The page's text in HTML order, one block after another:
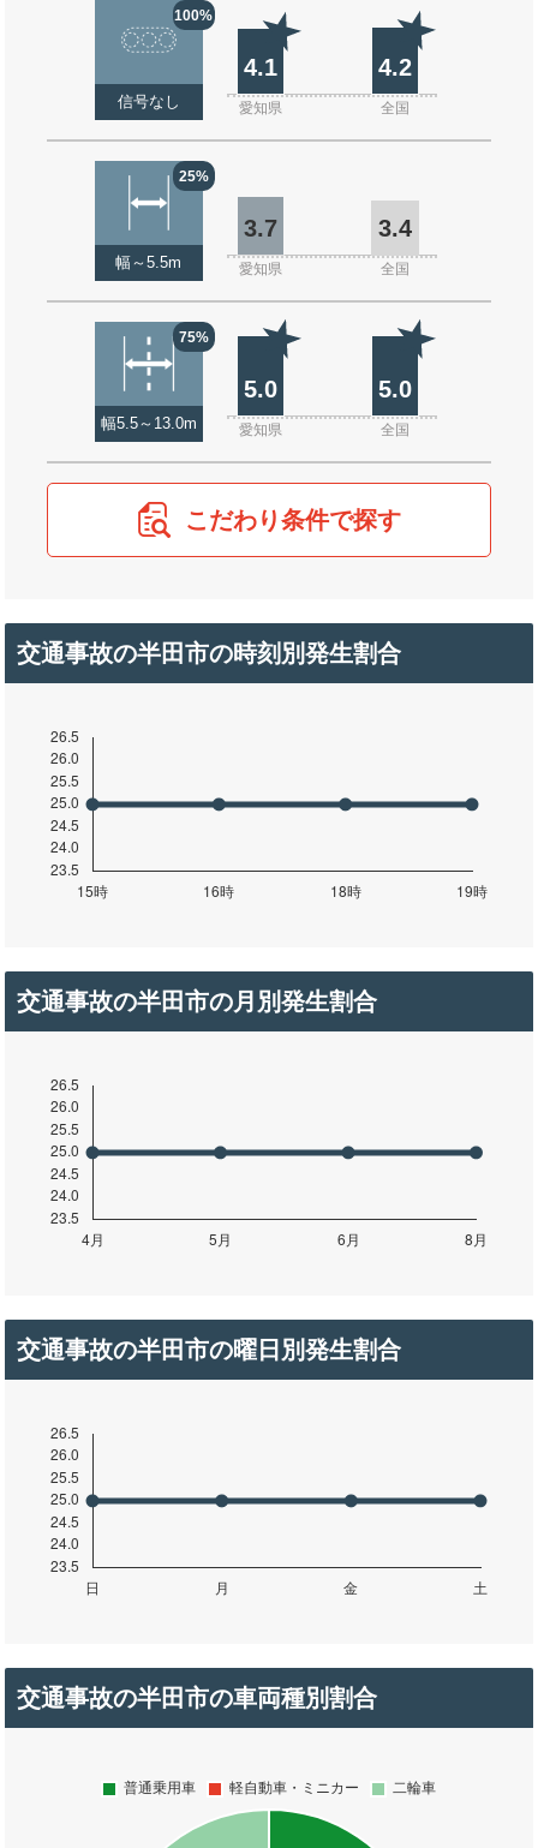
100%
信号なし
4.1 4.2
愛知県 全国
25%
幅～5.5m
3.7 3.4
愛知県 全国
75%
幅5.5～13.0m
5.0 5.0
愛知県 全国
こだわり条件で探す
交通事故の半田市の時刻別発生割合
交通事故の半田市の月別発生割合
交通事故の半田市の曜日別発生割合
交通事故の半田市の車両種別割合